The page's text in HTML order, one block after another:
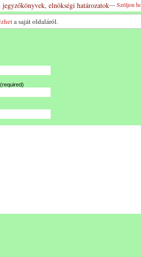
elnökségi határozatok---Szóljon
a saját oldaláról.
(required)